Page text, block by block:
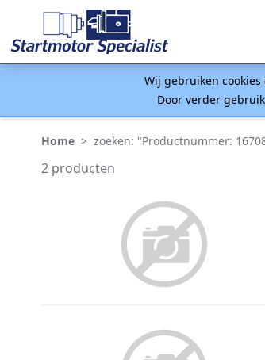
Wij gebruiken
Door verder
Home > zoeken: "Productnummer:
2 producten